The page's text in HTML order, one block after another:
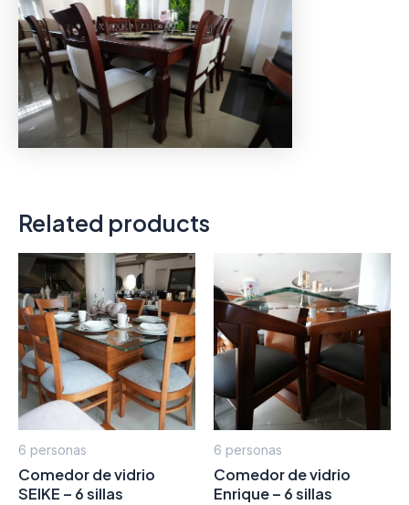
Related products
6 personas
Comedor de vidrio
SEIKE – 6 sillas
6 personas
Comedor de vidrio
Enrique – 6 sillas